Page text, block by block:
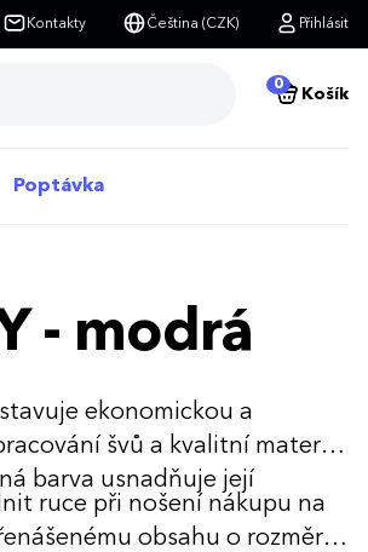
Kontakty Čeština (CZK) Přihlásit
0
Košík
Poptávka
- modrá
ekonomickou a
švů a kvalitní materiál
barva usnadňuje její
ruce při nošení nákupu na
obsahu o rozměru